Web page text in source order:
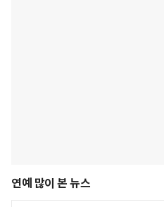
연예 많이 본 뉴스